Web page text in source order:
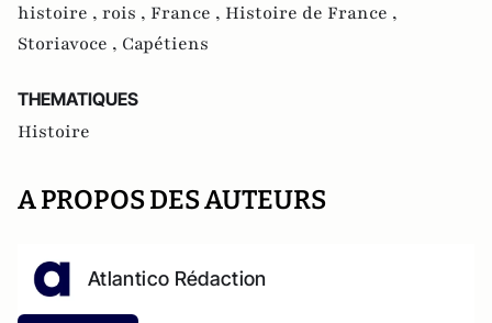
histoire , rois , France , Histoire de France ,
Storiavoce , Capétiens
THEMATIQUES
Histoire
A PROPOS DES AUTEURS
Atlantico Rédaction